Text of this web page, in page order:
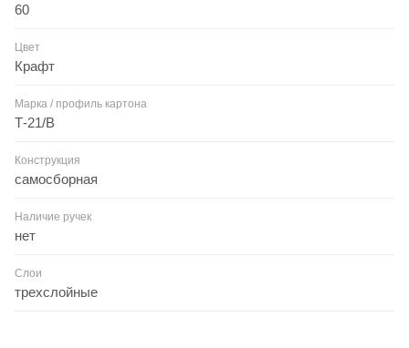
60
Цвет
Крафт
Марка / профиль картона
Т-21/В
Конструкция
самосборная
Наличие ручек
нет
Слои
трехслойные